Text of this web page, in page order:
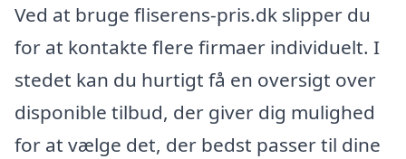
Ved at bruge fliserens-pris.dk slipper du
for at kontakte flere firmaer individuelt. I
stedet kan du hurtigt få en oversigt over
disponible tilbud, der giver dig mulighed
for at vælge det, der bedst passer til dine